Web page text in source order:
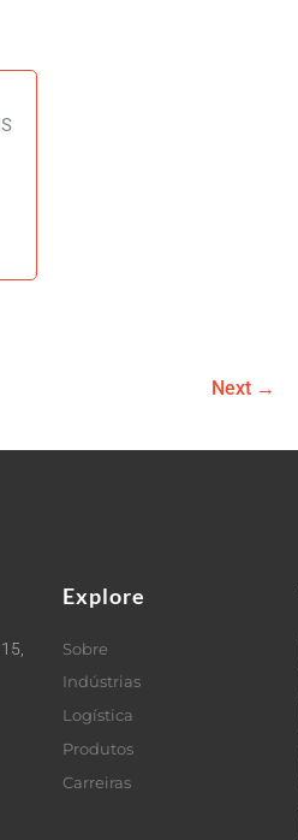
Next →
Explore
Sobre
Indústrias
Logística
Produtos
Carreiras